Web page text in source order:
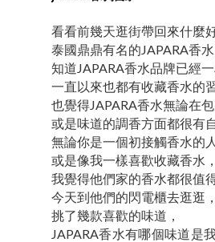
看看前幾天逛街帶回來什麼
泰國鼎鼎有名的JAPARA香水
知道JAPARA香水品牌已經一
一直以來也都有收藏香水的習
也覺得JAPARA香水無論在包
或是味道的調香方面都很有
無論你是一個初接觸香水的人
或是像我一樣喜歡收藏香水，
我覺得他們家的香水都很值
今天到他們的閃電櫃去逛逛，
挑了幾款喜歡的味道，
JAPARA香水有哪個味道是